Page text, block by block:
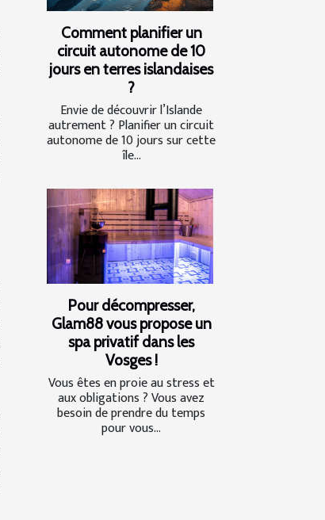
Comment planifier un
circuit autonome de 10
jours en terres islandaises
?
Envie de découvrir l’Islande
autrement ? Planifier un circuit
autonome de 10 jours sur cette
île...
Pour décompresser,
Glam88 vous propose un
spa privatif dans les
Vosges !
Vous êtes en proie au stress et
aux obligations ? Vous avez
besoin de prendre du temps
pour vous...